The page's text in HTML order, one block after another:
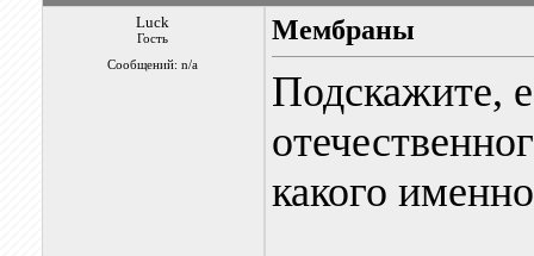
Luck
Гость
Сообщений: n/a
Мембраны
Подскажите,
какого